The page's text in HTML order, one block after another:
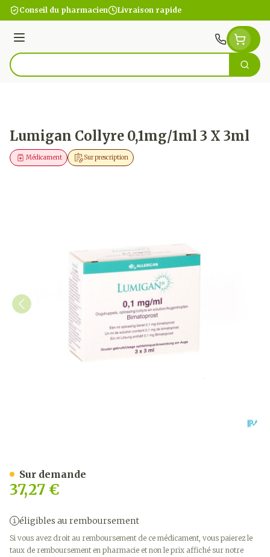
Aller au contenu
Conseil du pharmacien Livraison rapide
Menu
Rechercher
Lumigan Collyre 0,1mg/1ml 3 X 3ml
Sur prescription
Médicament
37,27 €
éligibles au remboursement
Si vous avez droit au remboursement de ce médicament, vous paierez le
taux de remboursement en pharmacie et non le prix affiché sur notre
Sur demande